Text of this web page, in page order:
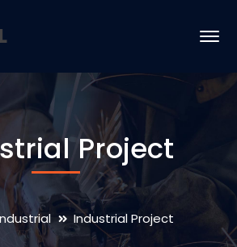
Project
Industrial Project